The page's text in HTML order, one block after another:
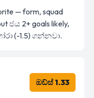
— form, squad
ජය 2+ goals likely,
(-1.5) ගන්නවා.
ඔඩ්ස් 1.33